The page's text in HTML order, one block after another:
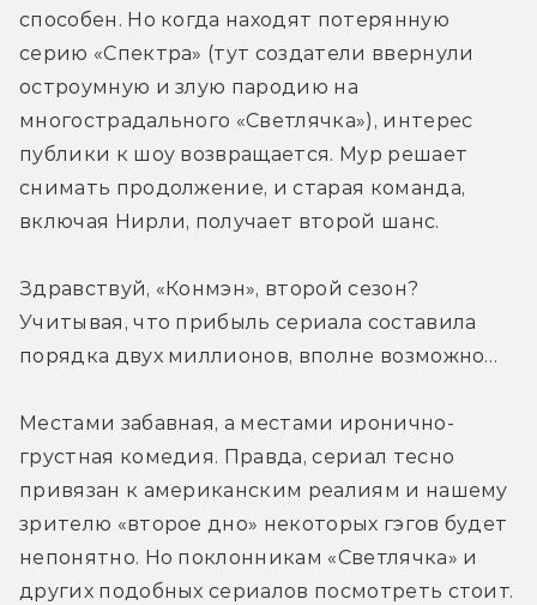
способен. Но когда находят потерянную
серию «Спектра» (тут создатели ввернули
остроумную и злую пародию на
многострадального «Светлячка»), интерес
публики к шоу возвращается. Мур решает
снимать продолжение, и старая команда,
включая Нирли, получает второй шанс.
Здравствуй, «Конмэн», второй сезон?
Учитывая, что прибыль сериала составила
порядка двух миллионов, вполне возможно…
Местами забавная, а местами иронично-
грустная комедия. Правда, сериал тесно
привязан к американским реалиям и нашему
зрителю «второе дно» некоторых гэгов будет
непонятно. Но поклонникам «Светлячка» и
других подобных сериалов посмотреть стоит.